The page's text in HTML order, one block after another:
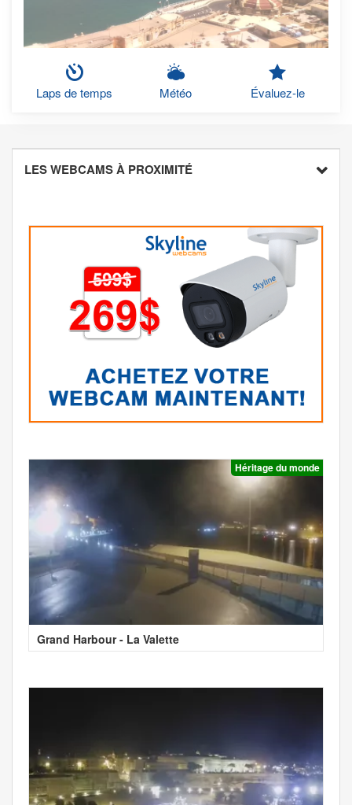
Laps de temps Météo Évaluez-le
LES WEBCAMS À PROXIMITÉ
Héritage du monde
Grand Harbour - La Valette